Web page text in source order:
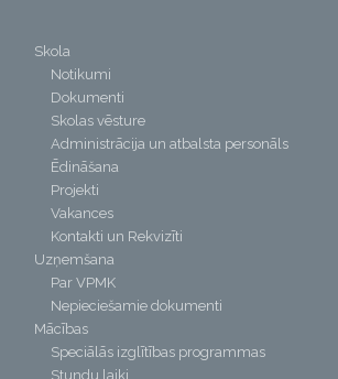
Skola
Notikumi
Dokumenti
Skolas vēsture
Administrācija un atbalsta personāls
Ēdināšana
Projekti
Vakances
Kontakti un Rekvizīti
Uzņemšana
Par VPMK
Nepieciešamie dokumenti
Mācības
Speciālās izglītības programmas
Stundu laiki